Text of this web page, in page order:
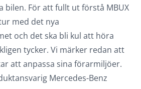
bilen. För att fullt ut förstå MBUX
med det nya
och det ska bli kul att höra
tycker. Vi märker redan att
att anpassa sina förarmiljöer.
Mercedes-Benz